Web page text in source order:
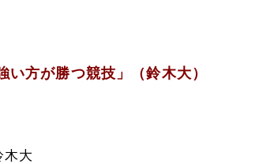
い方が勝つ競技」（鈴木大）
木大